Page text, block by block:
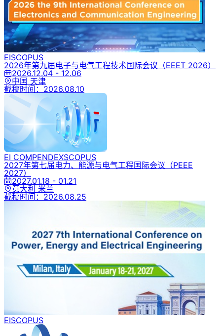
EISCOPUS
2026年第九届电子与电气工程技术国际会议 （EEET 2026）
2026.12.04 - 12.06
中国 天津
截稿时间： 2026.08.10
EI COMPENDEXSCOPUS
2027年第七届电力、能源与电气工程国际会议 （PEEE
2027）
2027.01.18 - 01.21
意大利 米兰
截稿时间： 2026.08.25
EISCOPUS